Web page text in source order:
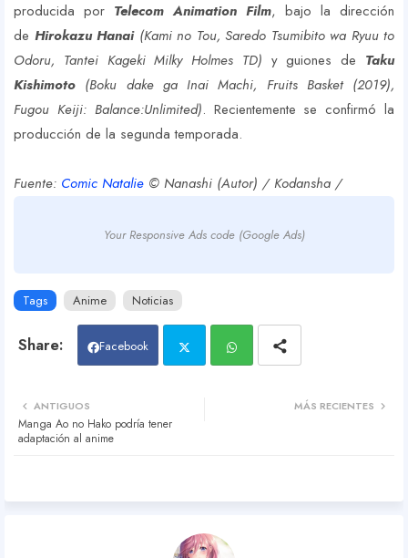
producida por Telecom Animation Film, bajo la dirección
de Hirokazu Hanai (Kami no Tou, Saredo Tsumibito wa Ryuu to
Odoru, Tantei Kageki Milky Holmes TD) y guiones de Taku
Kishimoto (Boku dake ga Inai Machi, Fruits Basket (2019),
Fugou Keiji: Balance:Unlimited). Recientemente se confirmó la
producción de la segunda temporada.
Fuente: Comic Natalie © Nanashi (Autor) / Kodansha /
Your Responsive Ads code (Google Ads)
Tags Anime Noticias
Facebook
MÁS RECIENTES
ANTIGUOS
Manga Ao no Hako podría tener
adaptación al anime